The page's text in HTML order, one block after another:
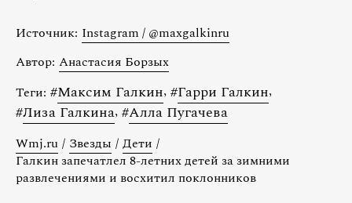
Источник: Instagram / @maxgalkinru
Автор: Анастасия Борзых
Теги: #Максим Галкин, #Гарри Галкин,
#Лиза Галкина, #Алла Пугачева
Wmj.ru / Звезды / Дети /
Галкин запечатлел 8-летних детей за зимними
развлечениями и восхитил поклонников